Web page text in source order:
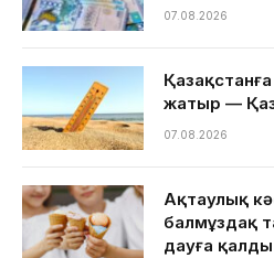
07.08.2026
жатыр —
07.08.2026
Ақтаулық
балмұздақ
дауға қалды